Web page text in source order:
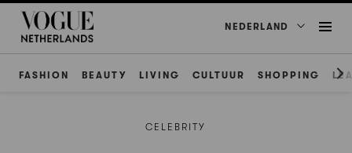
NEDERLAND
FASHION BEAUTY LIVING CULTUUR SHOPPING
CELEBRITY